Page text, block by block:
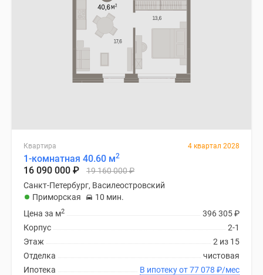
Квартира 4 квартал 2028
1-комнатная 40.60 м2
16 090 000 ₽ 19 160 000₽
Санкт-Петербург, Василеостровский
Приморская
10 мин.
396 305₽
Цена за м2
2-1
Корпус
2 из 15
Этаж
чистовая
Отделка
В ипотеку от 77 078 ₽/мес
Ипотека